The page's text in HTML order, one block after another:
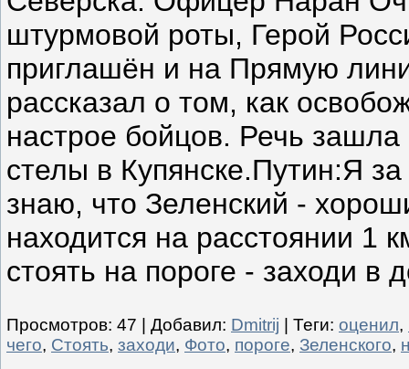
штурмовой роты, Герой
приглашён и на Прямую
рассказал о том, как
настрое бойцов. Речь
стелы в Купянске.Путин:Я
знаю, что Зеленский -
находится на расстоянии 1
стоять на пороге - заходи в
Просмотров: 47 Добавил: Dmitrij Теги: оценил,
чего, Стоять, заходи, Фото, пороге, Зеленского,